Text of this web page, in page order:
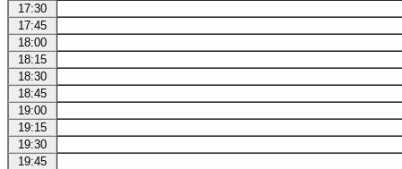
17:30
17:45
18:00
18:15
18:30
18:45
19:00
19:15
19:30
19:45